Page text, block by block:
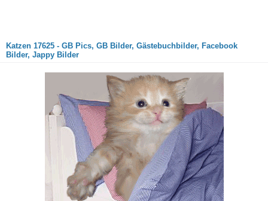
Katzen 17625 - GB Pics, GB Bilder, Gästebuchbilder, Facebook
Bilder, Jappy Bilder